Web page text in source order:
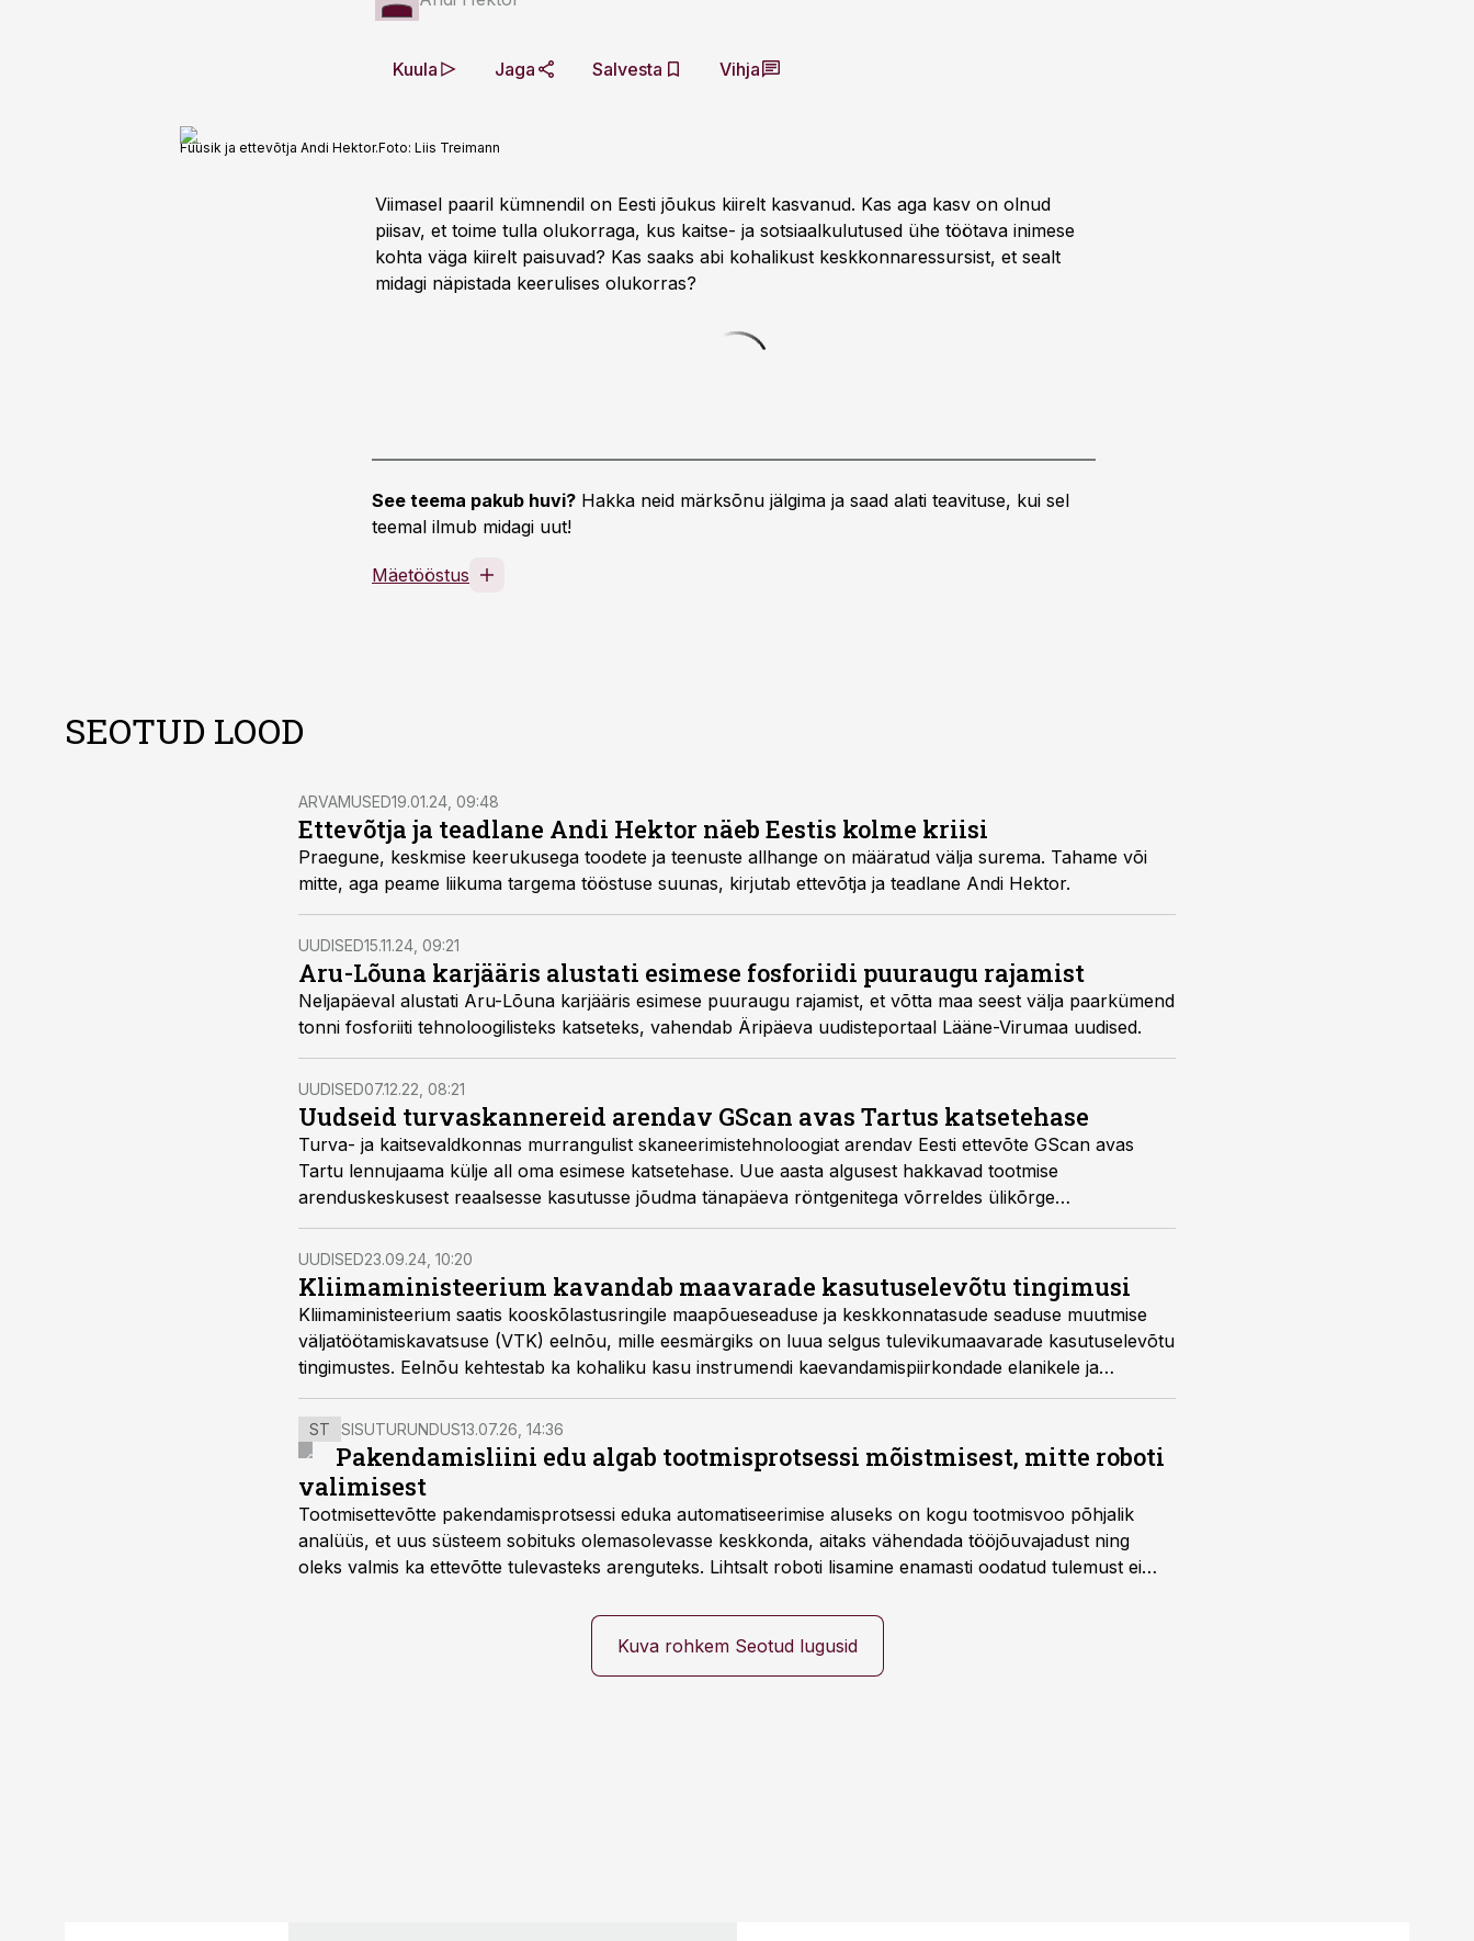
Kuula Jaga Salvesta Vihja
Füüsik ja ettevõtja Andi Hektor.Foto: Liis Treimann
Viimasel paaril kümnendil on Eesti jõukus kiirelt kasvanud. Kas aga kasv on olnud
piisav, et toime tulla olukorraga, kus kaitse- ja sotsiaalkulutused ühe töötava inimese
kohta väga kiirelt paisuvad? Kas saaks abi kohalikust keskkonnaressursist, et sealt
midagi näpistada keerulises olukorras?
See teema pakub huvi? Hakka neid märksõnu jälgima ja saad alati teavituse, kui sel
teemal ilmub midagi uut!
Mäetööstus
SEOTUD LOOD
ARVAMUSED19.01.24, 09:48
Ettevõtja ja teadlane Andi Hektor näeb Eestis kolme kriisi
Praegune, keskmise keerukusega toodete ja teenuste allhange on määratud välja surema. Tahame või
mitte, aga peame liikuma targema tööstuse suunas, kirjutab ettevõtja ja teadlane Andi Hektor.
UUDISED15.11.24, 09:21
Aru-Lõuna karjääris alustati esimese fosforiidi puuraugu rajamist
Neljapäeval alustati Aru-Lõuna karjääris esimese puuraugu rajamist, et võtta maa seest välja paarkümend
tonni fosforiiti tehnoloogilisteks katseteks, vahendab Äripäeva uudisteportaal Lääne-Virumaa uudised.
UUDISED07.12.22, 08:21
Uudseid turvaskannereid arendav GScan avas Tartus katsetehase
Turva- ja kaitsevaldkonnas murrangulist skaneerimistehnoloogiat arendav Eesti ettevõte GScan avas
Tartu lennujaama külje all oma esimese katsetehase. Uue aasta algusest hakkavad tootmise
arenduskeskusest reaalsesse kasutusse jõudma tänapäeva röntgenitega võrreldes ülikõrge
tulemuslikkusega ning ohutut kiirgust kasutavad turvaskannerid.
UUDISED23.09.24, 10:20
Kliimaministeerium kavandab maavarade kasutuselevõtu tingimusi
Kliimaministeerium saatis kooskõlastusringile maapõueseaduse ja keskkonnatasude seaduse muutmise
väljatöötamiskavatsuse (VTK) eelnõu, mille eesmärgiks on luua selgus tulevikumaavarade kasutuselevõtu
tingimustes. Eelnõu kehtestab ka kohaliku kasu instrumendi kaevandamispiirkondade elanikele ja
kohalikele omavalitsustele.
ST SISUTURUNDUS13.07.26, 14:36
Pakendamisliini edu algab tootmisprotsessi mõistmisest, mitte roboti
valimisest
Tootmisettevõtte pakendamisprotsessi eduka automatiseerimise aluseks on kogu tootmisvoo põhjalik
analüüs, et uus süsteem sobituks olemasolevasse keskkonda, aitaks vähendada tööjõuvajadust ning
oleks valmis ka ettevõtte tulevasteks arenguteks. Lihtsalt roboti lisamine enamasti oodatud tulemust ei
Kuva rohkem Seotud lugusid